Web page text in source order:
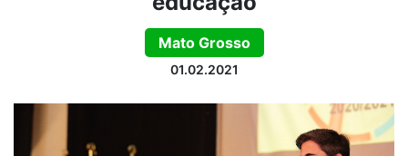
Mato Grosso
01.02.2021